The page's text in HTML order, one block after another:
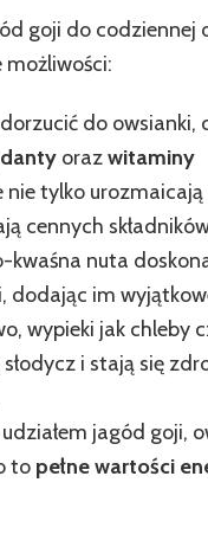
goji do codziennej
możliwości:
do owsianki,
orazwitaminy
nie tylko
cennych
kwaśna nuta
dodając im
wypieki jak chleby
i stają się
jagód goji,
to pełne wartości